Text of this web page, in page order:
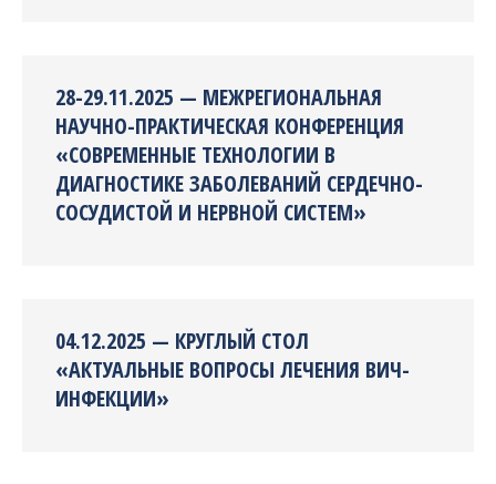
28-29.11.2025 — МЕЖРЕГИОНАЛЬНАЯ
НАУЧНО-ПРАКТИЧЕСКАЯ КОНФЕРЕНЦИЯ
«СОВРЕМЕННЫЕ ТЕХНОЛОГИИ В
ДИАГНОСТИКЕ ЗАБОЛЕВАНИЙ СЕРДЕЧНО-
СОСУДИСТОЙ И НЕРВНОЙ СИСТЕМ»
04.12.2025 — КРУГЛЫЙ СТОЛ
«АКТУАЛЬНЫЕ ВОПРОСЫ ЛЕЧЕНИЯ ВИЧ-
ИНФЕКЦИИ»